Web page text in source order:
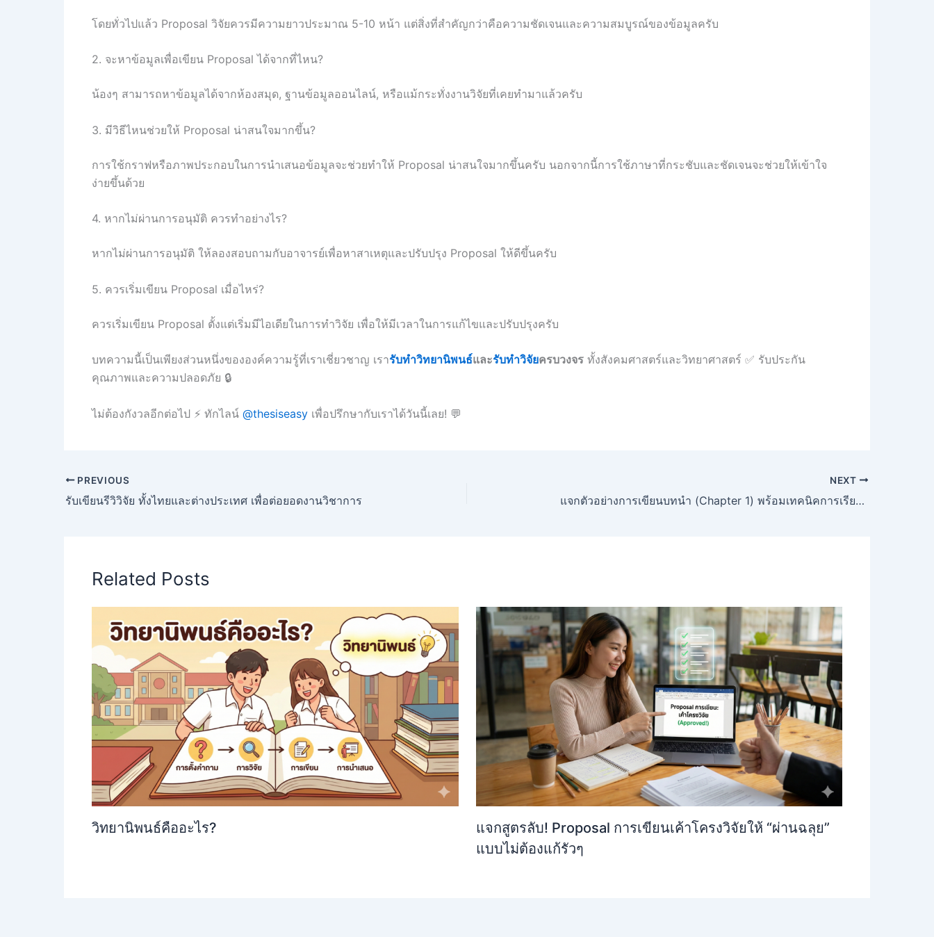
โดยทั่วไปแล้ว Proposal วิจัยควรมีความยาวประมาณ 5-10 หน้า แต่สิ่งที่สำคัญกว่าคือความชัดเจนและความสมบูรณ์ของข้อมูลครับ
2. จะหาข้อมูลเพื่อเขียน Proposal ได้จากที่ไหน?
น้องๆ สามารถหาข้อมูลได้จากห้องสมุด, ฐานข้อมูลออนไลน์, หรือแม้กระทั่งงานวิจัยที่เคยทำมาแล้วครับ
3. มีวิธีไหนช่วยให้ Proposal น่าสนใจมากขึ้น?
การใช้กราฟหรือภาพประกอบในการนำเสนอข้อมูลจะช่วยทำให้ Proposal น่าสนใจมากขึ้นครับ นอกจากนี้การใช้ภาษาที่กระชับและชัดเจนจะช่วยให้เข้าใจ
ง่ายขึ้นด้วย
4. หากไม่ผ่านการอนุมัติ ควรทำอย่างไร?
หากไม่ผ่านการอนุมัติ ให้ลองสอบถามกับอาจารย์เพื่อหาสาเหตุและปรับปรุง Proposal ให้ดีขึ้นครับ
5. ควรเริ่มเขียน Proposal เมื่อไหร่?
ควรเริ่มเขียน Proposal ตั้งแต่เริ่มมีไอเดียในการทำวิจัย เพื่อให้มีเวลาในการแก้ไขและปรับปรุงครับ
บทความนี้เป็นเพียงส่วนหนึ่งขององค์ความรู้ที่เราเชี่ยวชาญ เรารับทำวิทยานิพนธ์และรับทำวิจัยครบวงจร ทั้งสังคมศาสตร์และวิทยาศาสตร์ ✅ รับประกัน
คุณภาพและความปลอดภัย 🔒
ไม่ต้องกังวลอีกต่อไป ⚡ ทักไลน์ @thesiseasy เพื่อปรึกษากับเราได้วันนี้เลย! 💬
PREVIOUS
รับเขียนรีวิวิจัย ทั้งไทยและต่างประเทศ เพื่อต่อยอดงานวิชาการ
NEXT
แจกตัวอย่างการเขียนบทนำ (Chapter 1) พร้อมเทคนิคการเรียบเรียง
Related Posts
วิทยานิพนธ์คืออะไร?
แจกสูตรลับ! Proposal การเขียนเค้าโครงวิจัยให้ “ผ่านฉลุย”
แบบไม่ต้องแก้รัวๆ